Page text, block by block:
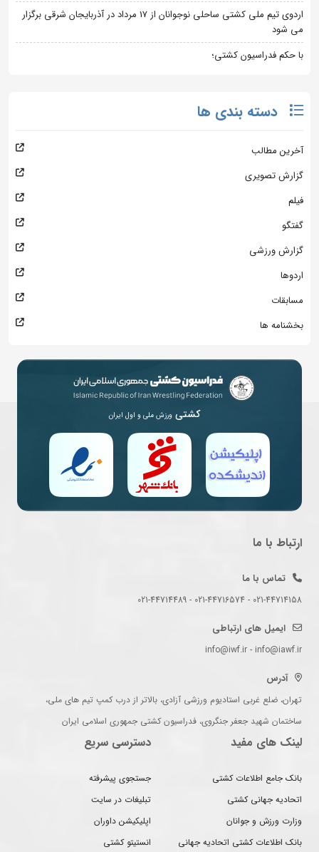
اردوی تیم ملی کشتی ساحلی نوجوانان از 17 مرداد در آذربایجان شرقی برگزار
می شود
با حکم فدراسیون کشتی؛
دسته بندی ها
آخرین مطالب
گزارش تصویری
فیلم
گفتگو
گزارش ورزشی
اردوها
مسابقات
بخشنامه ها
کشتی ورزش ملی و اول ایران
ارتباط با ما
تماس با ما
021-44714158 - 021-44716574 - 021-44714489
ایمیل های ارتباطی
info@iwf.ir - info@iawf.ir
آدرس
تهران، ضلع غربی استادیوم ورزشی آزادی، بالاتر از درب کمپ تیم های ملی،
ساختمان شهید جعفر جنگروی، فدراسیون کشتی جمهوری اسلامی ایران
لینک های مفید
بانک جامع اطلاعات کشتی
اتحادیه جهانی کشتی
وزارت ورزش و جوانان
بانک اطلاعات کشتی اتحادیه جهانی
دسترسی سریع
جستجوی پیشرفته
تبلیغات در سایت
اپلیکیشن داوران
انستیتو کشتی